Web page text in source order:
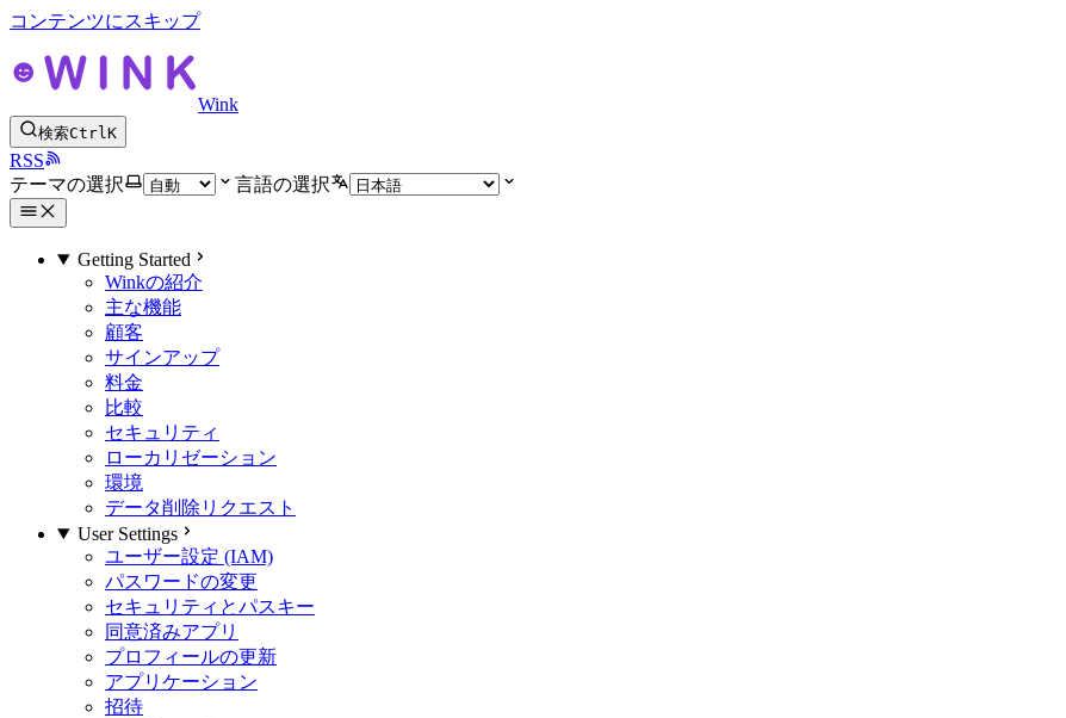
コンテンツにスキップ
Wink
検索CtrlK
RSS
テーマの選択
言語の選択
Getting Started
Winkの紹介
主な機能
顧客
サインアップ
料金
比較
セキュリティ
ローカリゼーション
環境
データ削除リクエスト
User Settings
ユーザー設定 (IAM)
パスワードの変更
セキュリティとパスキー
同意済みアプリ
プロフィールの更新
アプリケーション
招待